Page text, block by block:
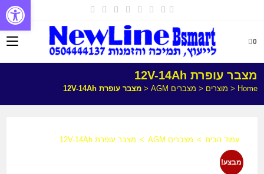
0
מצבר עופרת 12V-14Ah
Home
< מוצרים < מצברים AGM <מצבר עופרת 12V-14Ah
עמוד הבית > מצברים AGM > מצבר עופרת 12V-14Ah
מבצע!